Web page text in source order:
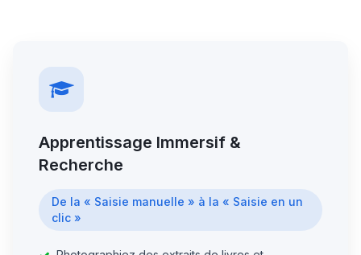
Apprentissage Immersif &
Recherche
De la « Saisie manuelle » à la « Saisie en un
clic »